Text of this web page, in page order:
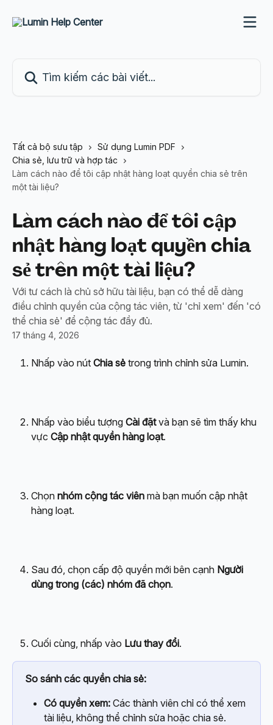
Tất cả bộ sưu tập
Sử dụng Lumin PDF
Chia sẻ, lưu trữ và hợp tác
Làm cách nào để tôi cập nhật hàng loạt quyền chia sẻ trên
một tài liệu?
Làm cách nào để tôi cập
nhật hàng loạt quyền chia
sẻ trên một tài liệu?
Với tư cách là chủ sở hữu tài liệu, bạn có thể dễ dàng
điều chỉnh quyền của cộng tác viên, từ 'chỉ xem' đến 'có
thể chia sẻ' để cộng tác đầy đủ.
17 tháng 4, 2026
Nhấp vào nút Chia sẻ trong trình chỉnh sửa Lumin.
Nhấp vào biểu tượng Cài đặt và bạn sẽ tìm thấy khu
vực Cập nhật quyền hàng loạt.
Chọn nhóm cộng tác viên mà bạn muốn cập nhật
hàng loạt.
Sau đó, chọn cấp độ quyền mới bên cạnh Người
dùng trong (các) nhóm đã chọn.
Cuối cùng, nhấp vào Lưu thay đổi.
So sánh các quyền chia sẻ:
Có quyền xem: Các thành viên chỉ có thể xem
tài liệu, không thể chỉnh sửa hoặc chia sẻ.